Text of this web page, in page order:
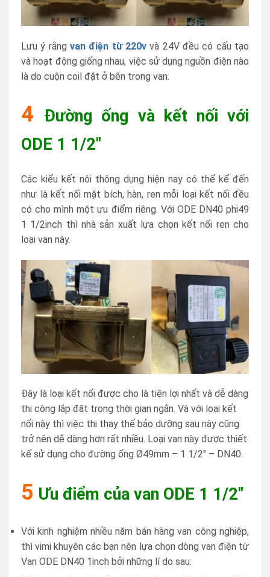
Lưu ý rằng van điện từ 220v và 24V đều có cấu tạo
và hoạt động giống nhau, việc sử dụng nguồn điện nào
là do cuộn coil đặt ở bên trong van.
4 Đường ống và kết nối với
ODE 1 1/2″
Các kiểu kết nôi thông dụng hiện nay có thể kể đến
như là kết nối mặt bích, hàn, ren mỗi loại kết nối đều
có cho mình một ưu điểm riêng. Với ODE DN40 phi49
1 1/2inch thì nhà sản xuất lựa chọn kết nối ren cho
loại van này.
Đây là loại kết nối được cho là tiện lợi nhất và dễ dàng
thi công lắp đặt trong thời gian ngắn. Và với loại kết
nối này thì việc thi thay thế bảo dưỡng sau này cũng
trở nên dễ dàng hơn rất nhiều. Loại van này được thiết
kế sử dụng cho đường ống Ø49mm – 1 1/2″ – DN40.
5 Ưu điểm của van ODE 1 1/2″
Với kinh nghiệm nhiều năm bán hàng van công nghiệp,
thì vimi khuyên các bạn nên lựa chọn dòng van điện từ
Van ODE DN40 1inch bởi những lí do sau: